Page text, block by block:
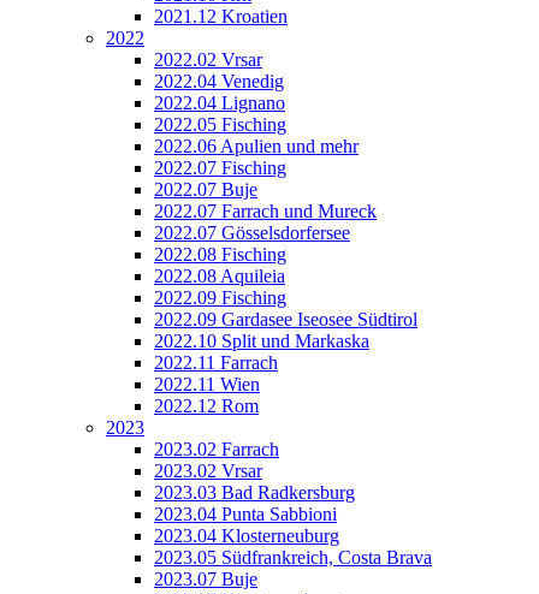
2021.12 Kroatien
2022
2022.02 Vrsar
2022.04 Venedig
2022.04 Lignano
2022.05 Fisching
2022.06 Apulien und mehr
2022.07 Fisching
2022.07 Buje
2022.07 Farrach und Mureck
2022.07 Gösselsdorfersee
2022.08 Fisching
2022.08 Aquileia
2022.09 Fisching
2022.09 Gardasee Iseosee Südtirol
2022.10 Split und Markaska
2022.11 Farrach
2022.11 Wien
2022.12 Rom
2023
2023.02 Farrach
2023.02 Vrsar
2023.03 Bad Radkersburg
2023.04 Punta Sabbioni
2023.04 Klosterneuburg
2023.05 Südfrankreich, Costa Brava
2023.07 Buje